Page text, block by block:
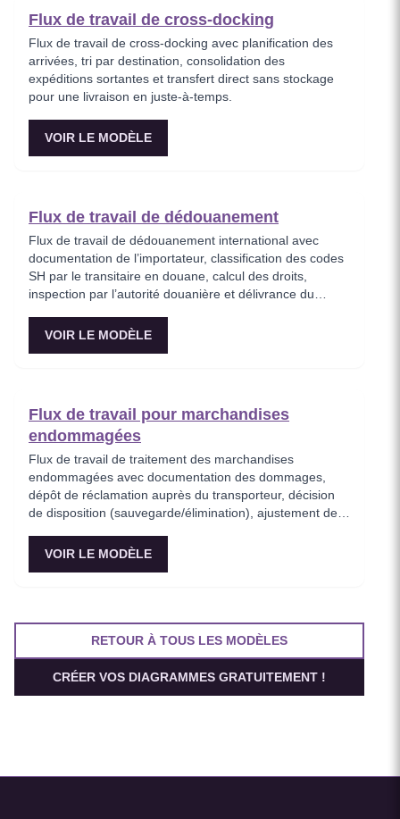
Flux de travail de cross-docking
Flux de travail de cross-docking avec planification des
arrivées, tri par destination, consolidation des
expéditions sortantes et transfert direct sans stockage
pour une livraison en juste-à-temps.
VOIR LE MODÈLE
Flux de travail de dédouanement
Flux de travail de dédouanement international avec
documentation de l’importateur, classification des codes
SH par le transitaire en douane, calcul des droits,
inspection par l’autorité douanière et délivrance du
VOIR LE MODÈLE
Flux de travail pour marchandises
endommagées
Flux de travail de traitement des marchandises
endommagées avec documentation des dommages,
dépôt de réclamation auprès du transporteur, décision
de disposition (sauvegarde/élimination), ajustement des
VOIR LE MODÈLE
RETOUR À TOUS LES MODÈLES
CRÉER VOS DIAGRAMMES GRATUITEMENT !